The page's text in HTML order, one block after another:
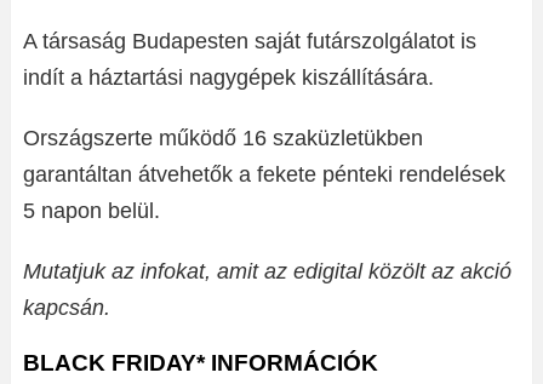
A társaság Budapesten saját futárszolgálatot is
indít a háztartási nagygépek kiszállítására.
Országszerte működő 16 szaküzletükben
garantáltan átvehetők a fekete pénteki rendelések
5 napon belül.
Mutatjuk az infokat, amit az edigital közölt az akció
kapcsán.
BLACK FRIDAY* INFORMÁCIÓK